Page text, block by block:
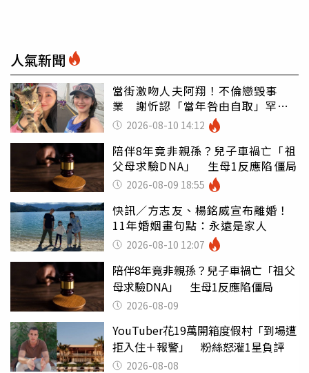
人氣新聞
當街激吻人夫阿翔！不倫戀毀事
業 謝忻認「當年咎由自取」罕吐
心聲2026-08-10 14:12
陪伴8年竟非親孫？兒子車禍亡「祖
父母求驗DNA」 生母1反應陷僵局
2026-08-09 18:55
快訊／方志友、楊銘威宣布離婚！
11年婚姻畫句點：永遠是家人
2026-08-10 12:07
陪伴8年竟非親孫？兒子車禍亡「祖父
母求驗DNA」 生母1反應陷僵局
2026-08-09
YouTuber花19萬開箱度假村「到場遭
拒入住＋報警」 粉絲怒灌1星負評
2026-08-08